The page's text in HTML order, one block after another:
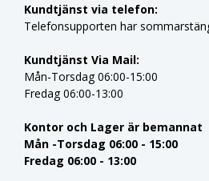
Kundtjänst via telefon:
Telefonsupporten har
Kundtjänst Via Mail:
Mån-Torsdag 06:00-15:00
Fredag 06:00-13:00
Kontor och Lager är bemannat
Mån -Torsdag 06:00 - 15:00
Fredag 06:00 - 13:00